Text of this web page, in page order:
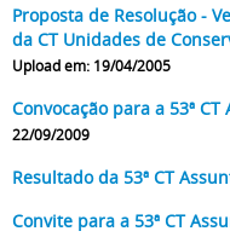
Proposta de Resolução -
da CT Unidades de
Upload em: 19/04/2005
Convocação para a 53ª
22/09/2009
Resultado da 53ª CT
Convite para a 53ª CT